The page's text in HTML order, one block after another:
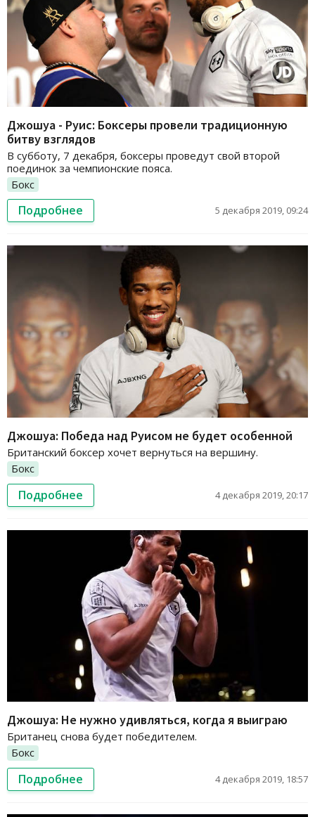
Джошуа - Руис: Боксеры провели традиционную
битву взглядов
В субботу, 7 декабря, боксеры проведут свой второй
поединок за чемпионские пояса.
Бокс
Подробнее 5 декабря 2019, 09:24
Джошуа: Победа над Руисом не будет особенной
Британский боксер хочет вернуться на вершину.
Бокс
Подробнее 4 декабря 2019, 20:17
Джошуа: Не нужно удивляться, когда я выиграю
Британец снова будет победителем.
Бокс
Подробнее 4 декабря 2019, 18:57